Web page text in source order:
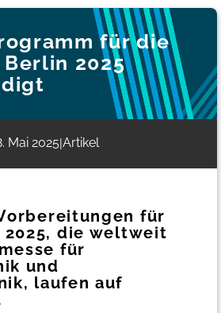
für die
Berlin 2025
Mai 2025|Artikel
für
2025, die weltweit
für
und
laufen auf